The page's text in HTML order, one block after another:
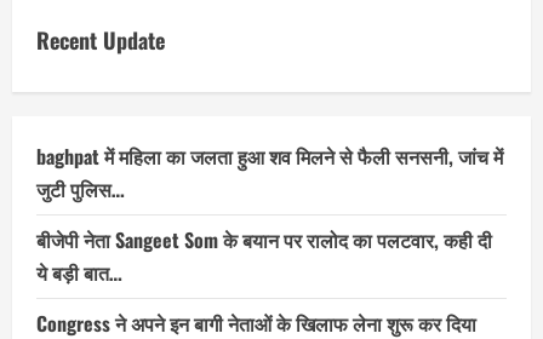
Recent Update
baghpat में महिला का जलता हुआ शव मिलने से फैली सनसनी, जांच में
जुटी पुलिस…
बीजेपी नेता Sangeet Som के बयान पर रालोद का पलटवार, कही दी
ये बड़ी बात…
Congress ने अपने इन बागी नेताओं के खिलाफ लेना शुरू कर दिया